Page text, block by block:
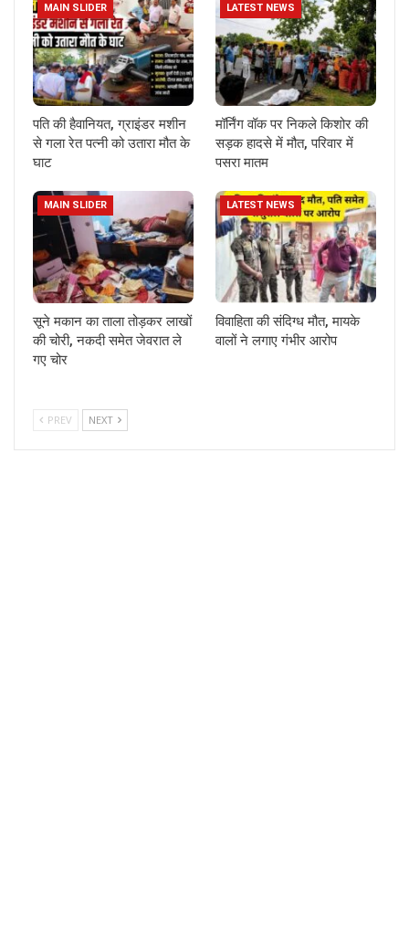
MAIN SLIDER
पति की हैवानियत, ग्राइंडर मशीन
से गला रेत पत्नी को उतारा मौत के
घाट
LATEST NEWS
मॉर्निंग वॉक पर निकले किशोर की
सड़क हादसे में मौत, परिवार में
पसरा मातम
MAIN SLIDER
सूने मकान का ताला तोड़कर लाखों
की चोरी, नकदी समेत जेवरात ले
गए चोर
LATEST NEWS
विवाहिता की संदिग्ध मौत, मायके
वालों ने लगाए गंभीर आरोप
PREV NEXT